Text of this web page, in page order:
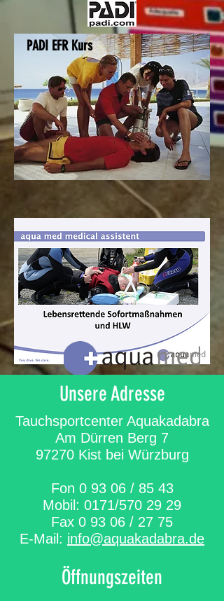
PADI EFR Kurs
Unsere Adresse
Tauchsportcenter Aquakadabra
Am Dürren Berg 7
97270 Kist bei Würzburg
Fon 0 93 06 / 85 43
Mobil: 0171/570 29 29
Fax 0 93 06 / 27 75
E-Mail: info@aquakadabra.de
Öffnungszeiten